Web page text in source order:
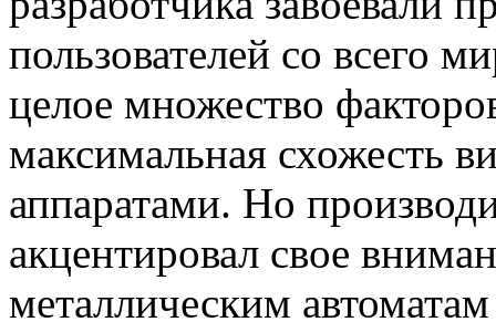
пользователей со всего
целое множество
максимальная схожесть
аппаратами. Но
акцентировал свое
металлическим